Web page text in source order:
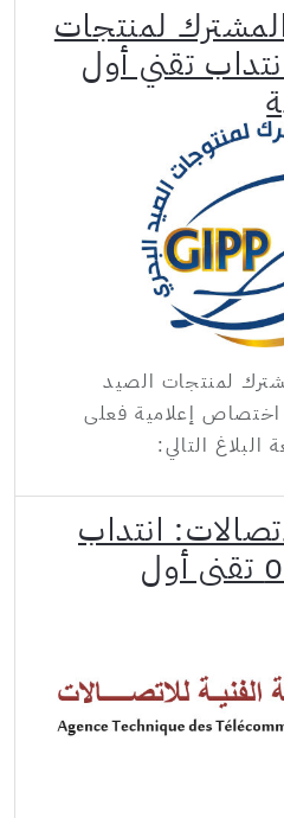
لمنتجات
تقني أول
لمنتجات الصيد
اختصاص إعلامية فعلى
البلاغ التالي:
انتداب